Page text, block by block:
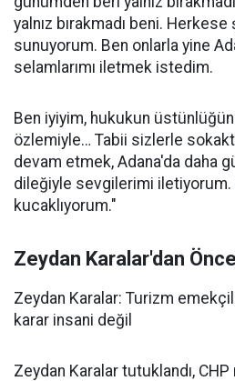
yalnız bırakmadı beni. Herkese
sunuyorum. Ben onlarla yine
selamlarımı iletmek istedim.
Ben iyiyim, hukukun
özlemiyle… Tabii sizlerle
devam etmek, Adana'da daha
dileğiyle sevgilerimi
kucaklıyorum."
Zeydan Karalar'dan
Zeydan Karalar: Turizm
karar insani değil
Zeydan Karalar tutuklandı,